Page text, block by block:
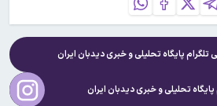
تلگرام پایگاه تحلیلی و خبریدیدبان ایران
تحلیلی و خبریدیدبان ایران